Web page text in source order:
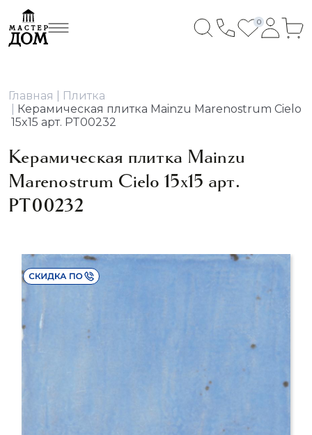
0
Главная
Плитка
Керамическая плитка Mainzu Marenostrum Cielo
15x15 арт. PT00232
Керамическая плитка Mainzu
Marenostrum Cielo 15x15 арт.
PT00232